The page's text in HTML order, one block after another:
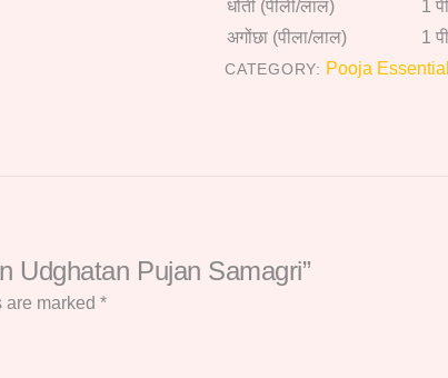
धोती (पीली/लाल)
1
अगोंछा (पीला/लाल)
1
CATEGORY: Pooja
Udghatan Pujan Samagri”
are marked *